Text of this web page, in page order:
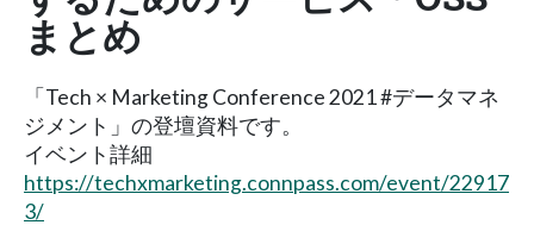
まとめ
「Tech × Marketing Conference 2021 #データマネ
ジメント」の登壇資料です。
イベント詳細
https://techxmarketing.connpass.com/event/22917
3/